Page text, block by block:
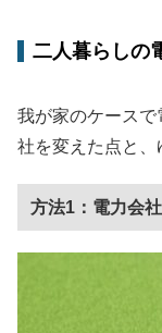
二人暮らしの
我が家のケース
社を変えた点と、
方法1：電力会